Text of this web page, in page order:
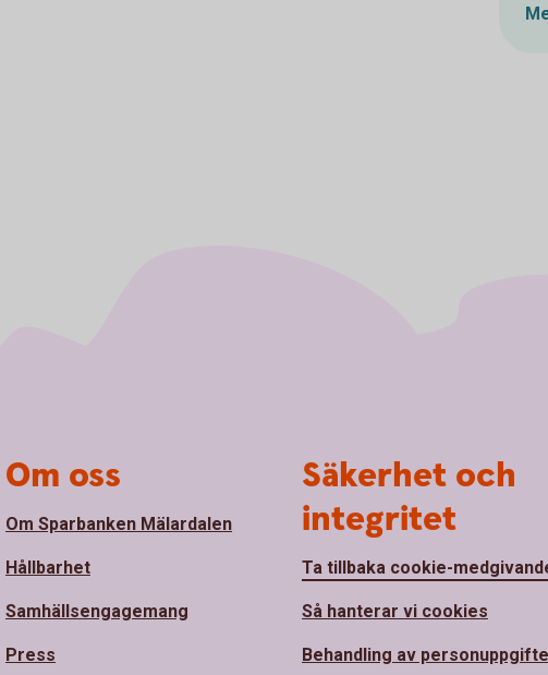
Om oss
Om Sparbanken Mälardalen
Hållbarhet
Samhällsengagemang
Press
Säkerhet och
integritet
Ta tillbaka cookie-
Så hanterar vi cookies
Behandling av